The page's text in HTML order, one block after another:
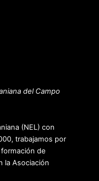
del Campo
(NEL) con
trabajamos por
de
la Asociación